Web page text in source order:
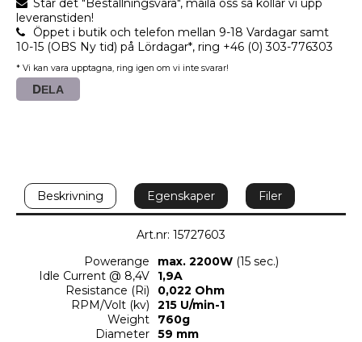
Står det "Beställningsvara", maila oss så kollar vi upp
leveranstiden!
Öppet i butik och telefon mellan 9-18 Vardagar samt
10-15 (OBS Ny tid) på Lördagar*, ring +46 (0) 303-776303
* Vi kan vara upptagna, ring igen om vi inte svarar!
DELA
Beskrivning Egenskaper Filer
Art.nr: 15727603
Powerange
max. 2200W (15 sec.)
Idle Current @ 8,4V
1,9A
Resistance (Ri)
0,022 Ohm
RPM/Volt (kv)
215 U/min-1
Weight
760g
Diameter 59 mm